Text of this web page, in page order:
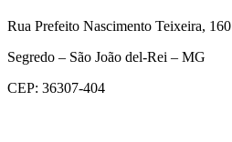
Rua Prefeito Nascimento Teixeira, 160
Segredo – São João del-Rei – MG
CEP: 36307-404